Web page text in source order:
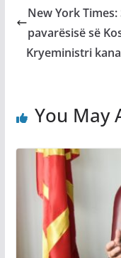
New York
pavarësisë së
Kryeministri
You May